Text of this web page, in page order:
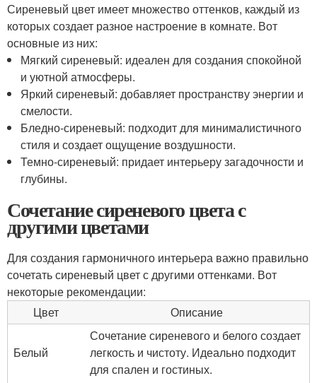
Сиреневый цвет имеет множество оттенков, каждый из
которых создает разное настроение в комнате. Вот
основные из них:
Мягкий сиреневый: идеален для создания спокойной
и уютной атмосферы.
Яркий сиреневый: добавляет пространству энергии и
смелости.
Бледно-сиреневый: подходит для минималистичного
стиля и создает ощущение воздушности.
Темно-сиреневый: придает интерьеру загадочности и
глубины.
Сочетание сиреневого цвета с
другими цветами
Для создания гармоничного интерьера важно правильно
сочетать сиреневый цвет с другими оттенками. Вот
некоторые рекомендации:
Цвет
Описание
Белый
Сочетание сиреневого и белого создает
легкость и чистоту. Идеально подходит
для спален и гостиных.